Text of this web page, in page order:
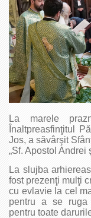
La marele
Înaltpreasfinţitul
Jos, a săvârşit
„Sf. Apostol Andrei
La slujba
fost prezenţi mulţi
cu evlavie la cel
pentru a se ruga
pentru toate